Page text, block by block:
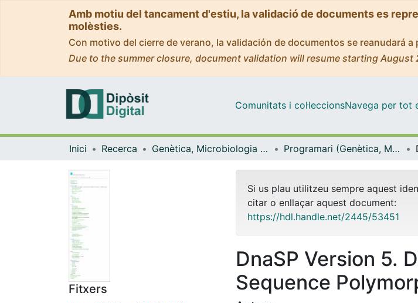
Amb motiu del tancament d'estiu, la validació de documents es
molèsties.
Con motivo del cierre de verano, la validación de documentos se reanudará
Due to the summer closure, document validation will resume starting August
Comunitats i col·leccionsNavega per tot
Inici Recerca Genètica, Microbiologia i Estadística Programari (Genètica, Microbiologia i Estadística)
Fitxers
Si us plau utilitzeu sempre aquest
citar o enllaçar aquest document:
https://hdl.handle.net/2445/53451
DnaSP Version 5.
Sequence